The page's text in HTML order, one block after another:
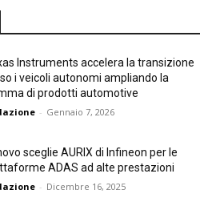
Instruments accelera la transizione
i veicoli autonomi ampliando la
di prodotti automotive
- Gennaio 7, 2026
sceglie AURIX di Infineon per le
ADAS ad alte prestazioni
- Dicembre 16, 2025